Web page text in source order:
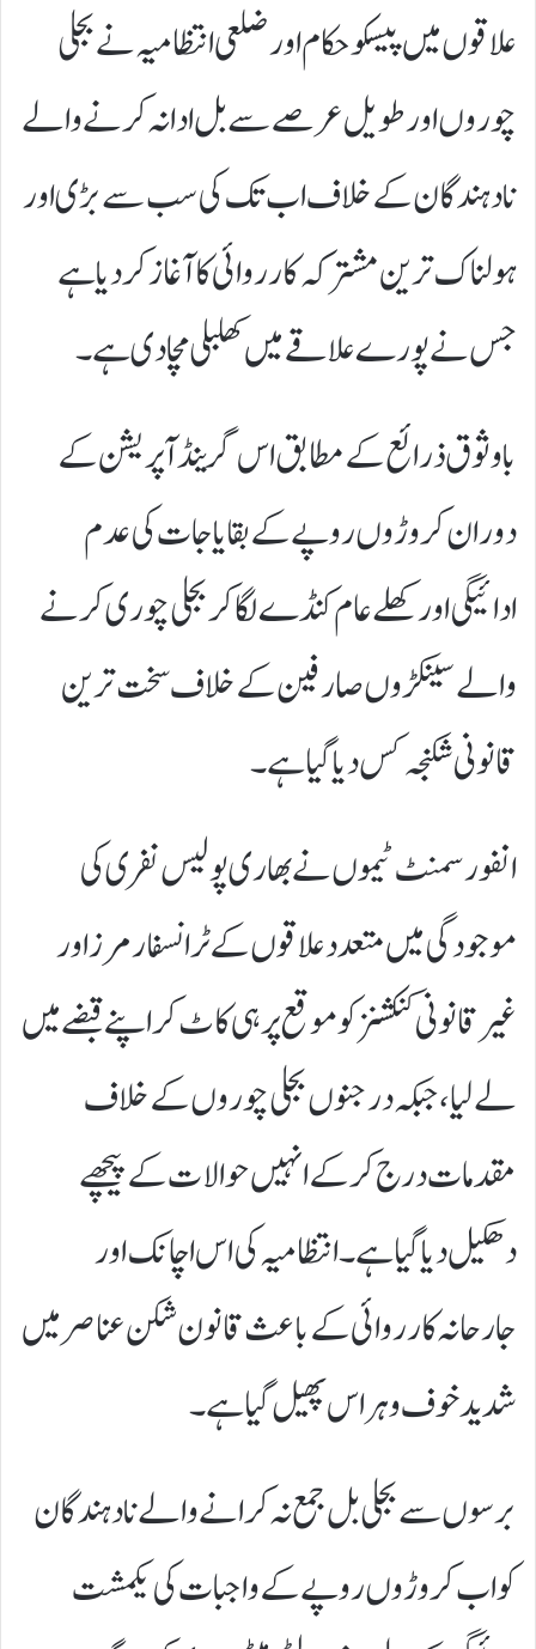
علاقوں میں پیسکو حکام اور ضلعی انتظامیہ نے بجلی
چوروں اور طویل عرصے سے بل ادا نہ کرنے والے
نادہندگان کے خلاف اب تک کی سب سے بڑی اور
ہولناک ترین مشترکہ کارروائی کا آغاز کر دیا ہے
جس نے پورے علاقے میں کھلبلی مچا دی ہے۔
باوثوق ذرائع کے مطابق اس گرینڈ آپریشن کے
دوران کروڑوں روپے کے بقایاجات کی عدم
ادائیگی اور کھلے عام کنڈے لگا کر بجلی چوری کرنے
والے سینکڑوں صارفین کے خلاف سخت ترین
قانونی شکنجہ کس دیا گیا ہے۔
انفورسمنٹ ٹیموں نے بھاری پولیس نفری کی
موجودگی میں متعدد علاقوں کے ٹرانسفارمرز اور
غیر قانونی کنکشنز کو موقع پر ہی کاٹ کر اپنے قبضے میں
لے لیا، جبکہ درجنوں بجلی چوروں کے خلاف
مقدمات درج کر کے انہیں حوالات کے پیچھے
دھکیل دیا گیا ہے۔ انتظامیہ کی اس اچانک اور
جارحانہ کارروائی کے باعث قانون شکن عناصر میں
شدید خوف و ہراس پھیل گیا ہے۔
برسوں سے بجلی بل جمع نہ کرانے والے نادہندگان
کو اب کروڑوں روپے کے واجبات کی یکمشت